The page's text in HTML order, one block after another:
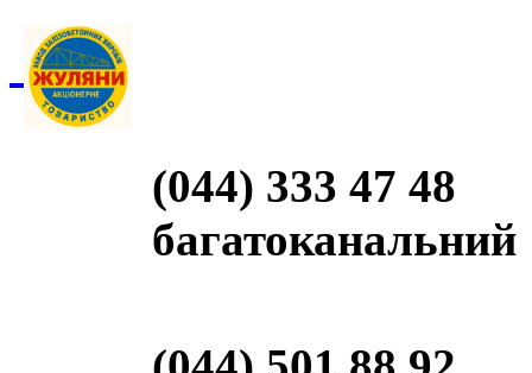
(044) 333 47 48
багатоканальний